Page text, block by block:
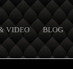
VIDEO BLOG